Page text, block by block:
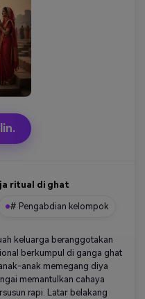
ritual di ghat
# Pengabdian kelompok
keluarga beranggotakan
berkumpul di ganga ghat
anak memegang diya
memantulkan cahaya
rapi. Latar belakang